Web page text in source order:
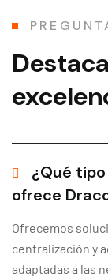
¿Qué
ofrece
Ofrecemos
centralización y
adaptadas a las